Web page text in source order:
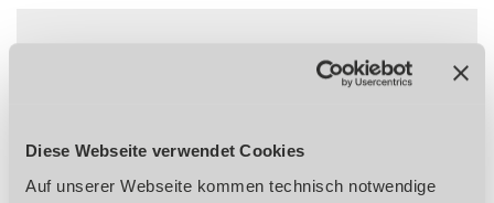
Diese Webseite verwendet Cookies
Auf unserer Webseite kommen technisch notwendige
Ideal zum Sägen von Stahl, Aluminium,
Geschwindigkeitsregelung von 30 - 80
Besonders geräuscharm - bis zu 60% leiser